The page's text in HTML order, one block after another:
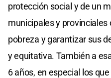
protección social y de un
municipales y provinciales
pobreza y garantizar sus
y equitativa. También a
6 años, en especial los